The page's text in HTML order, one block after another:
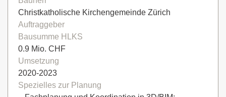
Christkatholische Kirchengemeinde Zürich
Auftraggeber
Bausumme HLKS
0.9 Mio. CHF
Umsetzung
2020-2023
Spezielles zur Planung